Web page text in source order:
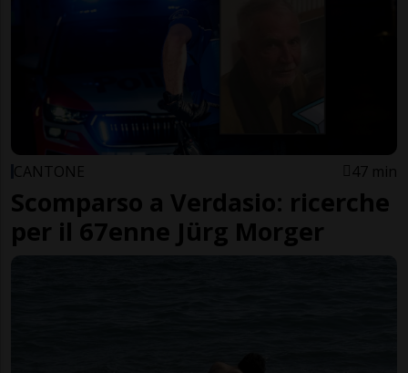
CANTONE 47 min
Scomparso a Verdasio: ricerche
per il 67enne Jürg Morger